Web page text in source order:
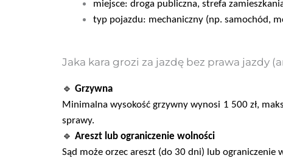
miejsce: droga publiczna, strefa
typ pojazdu: mechaniczny (np. samochód,
Jaka kara grozi za jazdę bez prawa jazdy
🔹 Grzywna
Minimalna wysokość grzywny wynosi 1 500 zł,
sprawy.
🔹 Areszt lub ograniczenie wolności
Sąd może orzec areszt (do 30 dni) lub ograniczenie